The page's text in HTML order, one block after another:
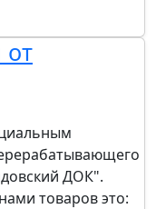
ДОК".
товаров это: